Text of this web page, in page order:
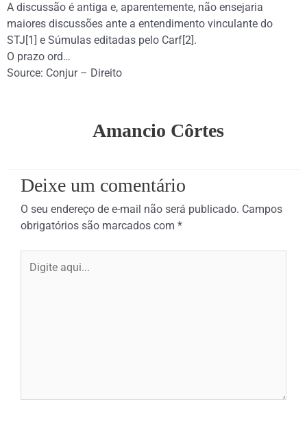
A discussão é antiga e, aparentemente, não ensejaria
maiores discussões ante a entendimento vinculante do
STJ[1] e Súmulas editadas pelo Carf[2].
O prazo ord…
Source: Conjur – Direito
Amancio Côrtes
Deixe um comentário
O seu endereço de e-mail não será publicado. Campos
obrigatórios são marcados com *
aqui...